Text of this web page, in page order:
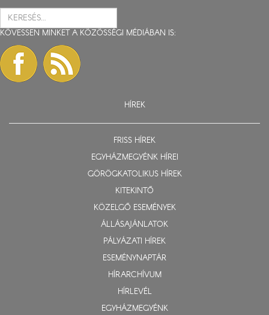
KÖVESSEN MINKET A KÖZÖSSÉGI MÉDIÁBAN IS:
HÍREK
FRISS HÍREK
EGYHÁZMEGYÉNK HÍREI
GÖRÖGKATOLIKUS HÍREK
KITEKINTŐ
KÖZELGŐ ESEMÉNYEK
ÁLLÁSAJÁNLATOK
PÁLYÁZATI HÍREK
ESEMÉNYNAPTÁR
HÍRARCHÍVUM
HÍRLEVÉL
EGYHÁZMEGYÉNK